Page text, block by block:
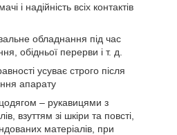
і надійність всіх контактів
обладнання під час
обідньої перерви і т. д.
усуває строго після
апарату
– рукавицями з
взуттям зі шкіри та повсті,
матеріалів, при